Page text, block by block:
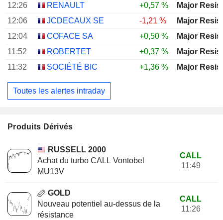
12:26 RENAULT +0,57 %
Major
12:06
JCDECAUX SE -1,21 %
Major
12:04
COFACE SA +0,50 %
Major
11:52
ROBERTET +0,37 %
Major
11:32
SOCIÉTÉ BIC +1,36 % Major
Toutes les alertes intraday
Produits Dérivés
RUSSELL 2000
Achat du turbo CALL Vontobel
MU13V
CALL
11:49
GOLD
Nouveau potentiel au-dessus de la
résistance
CALL
11:26